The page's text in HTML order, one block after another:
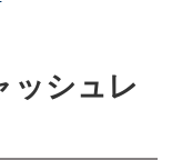
シュレ